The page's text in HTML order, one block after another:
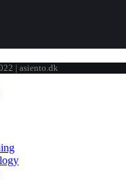
| asiento.dk